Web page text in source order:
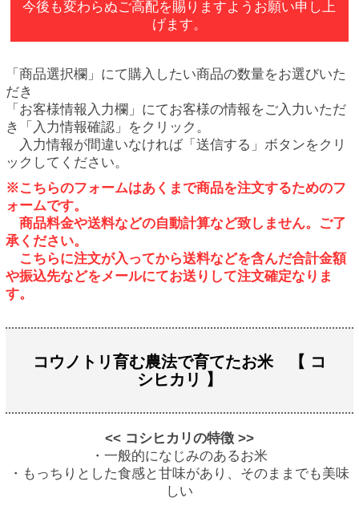
今後も変わらぬご高配を賜りますようお願い申し上
げます。
「商品選択欄」にて購入したい商品の数量をお選びいた
だき
「お客様情報入力欄」にてお客様の情報をご入力いただ
き「入力情報確認」をクリック。
入力情報が間違いなければ「送信する」ボタンをクリ
ックしてください。
※こちらのフォームはあくまで商品を注文するためのフ
ォームです。
商品料金や送料などの自動計算など致しません。ご了
承ください。
こちらに注文が入ってから送料などを含んだ合計金額
や振込先などをメールにてお送りして注文確定なりま
す。
コウノトリ育む農法で育てたお米 【 コ
シヒカリ 】
<< コシヒカリの特徴 >>
・一般的になじみのあるお米
・もっちりとした食感と甘味があり、そのままでも美味
しい